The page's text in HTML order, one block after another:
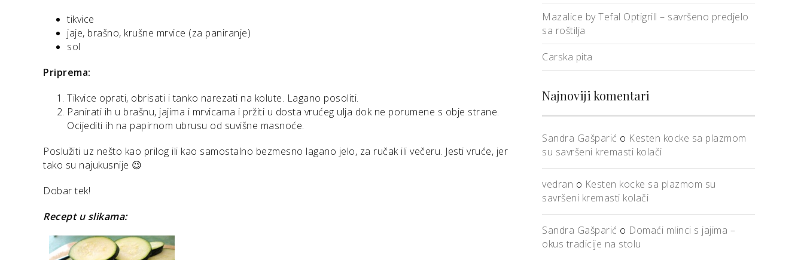
tikvice
jaje, brašno, krušne mrvice (za paniranje)
sol
Priprema:
Tikvice oprati, obrisati i tanko narezati na kolute. Lagano posoliti.
Panirati ih u brašnu, jajima i mrvicama i pržiti u dosta vrućeg ulja dok ne porumene s obje strane.
Ocijediti ih na papirnom ubrusu od suvišne masnoće.
Poslužiti uz nešto kao prilog ili kao samostalno bezmesno lagano jelo, za ručak ili večeru. Jesti vruće, jer
tako su najukusnije 😉
Dobar tek!
Recept u slikama:
Mazalice by Tefal Optigrill – savršeno predjelo
sa roštilja
Carska pita
Najnoviji komentari
Sandra Gašparić o Kesten kocke sa plazmom
su savršeni kremasti kolači
vedran o Kesten kocke sa plazmom su
savršeni kremasti kolači
Sandra Gašparić o Domaći mlinci s jajima –
okus tradicije na stolu